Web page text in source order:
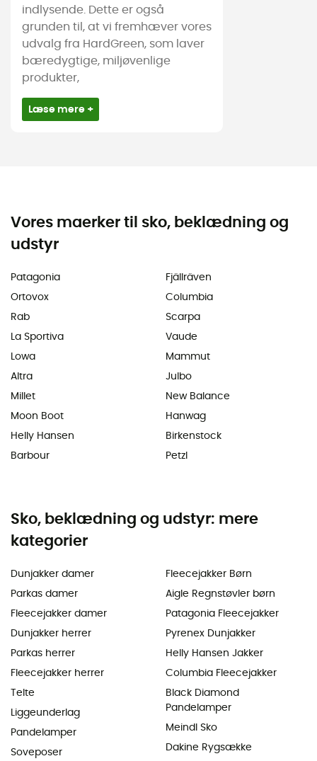
indlysende. Dette er også
grunden til, at vi fremhæver vores
udvalg fra HardGreen, som laver
bæredygtige, miljøvenlige
produkter,
Læse mere +
Vores maerker til sko, beklædning og
udstyr
Patagonia
Ortovox
Rab
La Sportiva
Lowa
Altra
Millet
Moon Boot
Helly Hansen
Barbour
Fjällräven
Columbia
Scarpa
Vaude
Mammut
Julbo
New Balance
Hanwag
Birkenstock
Petzl
Sko, beklædning og udstyr: mere
kategorier
Dunjakker damer
Parkas damer
Fleecejakker damer
Dunjakker herrer
Parkas herrer
Fleecejakker herrer
Telte
Liggeunderlag
Pandelamper
Soveposer
Fleecejakker Børn
Aigle Regnstøvler børn
Patagonia Fleecejakker
Pyrenex Dunjakker
Helly Hansen Jakker
Columbia Fleecejakker
Black Diamond
Pandelamper
Meindl Sko
Dakine Rygsække